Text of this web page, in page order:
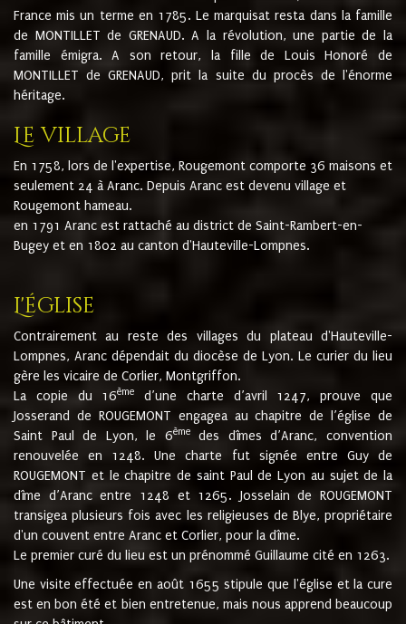
France mis un terme en 1785. Le marquisat resta dans la famille
de MONTILLET de GRENAUD. A la révolution, une partie de la
famille émigra. A son retour, la fille de Louis Honoré de
MONTILLET de GRENAUD, prit la suite du procès de l'énorme
héritage.
Le village
En 1758, lors de l'expertise, Rougemont comporte 36 maisons et
seulement 24 à Aranc. Depuis Aranc est devenu village et
Rougemont hameau.
en 1791 Aranc est rattaché au district de Saint-Rambert-en-
Bugey et en 1802 au canton d'Hauteville-Lompnes.
L'église
Contrairement au reste des villages du plateau d'Hauteville-
Lompnes, Aranc dépendait du diocèse de Lyon. Le curier du lieu
gère les vicaire de Corlier, Montgriffon.
La copie du 16ème
d’une charte d’avril 1247, prouve que
Josserand de ROUGEMONT engagea au chapitre de l’église de
Saint Paul de Lyon, le 6èmedes dîmes d’Aranc, convention
renouvelée en 1248. Une charte fut signée entre Guy de
ROUGEMONT et le chapitre de saint Paul de Lyon au sujet de la
dîme d’Aranc entre 1248 et 1265. Josselain de ROUGEMONT
transigea plusieurs fois avec les religieuses de Blye, propriétaire
d'un couvent entre Aranc et Corlier, pour la dîme.
Le premier curé du lieu est un prénommé Guillaume cité en 1263.
Une visite effectuée en août 1655 stipule que l'église et la cure
est en bon été et bien entretenue, mais nous apprend beaucoup